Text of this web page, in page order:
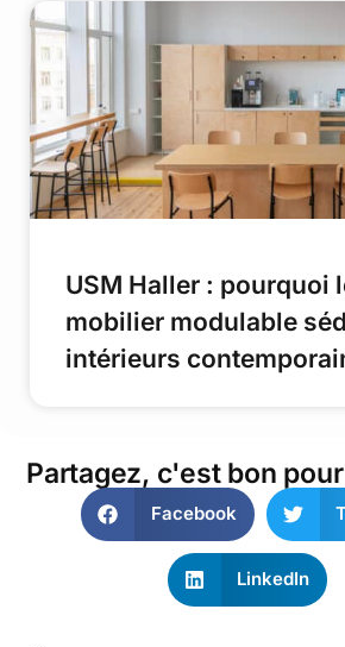
USM Haller : pourquoi
mobilier modulable
intérieurs
Partagez, c'est bon
Facebook
LinkedIn